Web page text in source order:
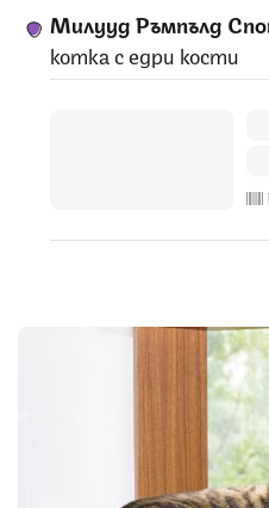
Милууд Ръмпълд
котка с едри кости